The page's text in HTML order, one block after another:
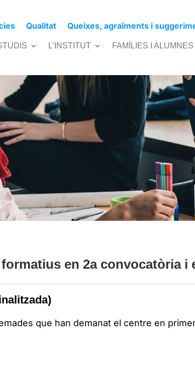
L’INSTITUT FAMÍLIES I ALUMNES
Qualitat Queixes, agraïments i
Formatius en setembre
en 2a convocatòria i
que han demanat el centre en